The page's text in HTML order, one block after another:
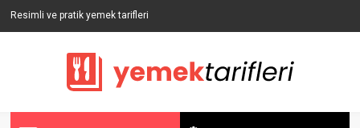
Resimli ve pratik yemek tarifleri